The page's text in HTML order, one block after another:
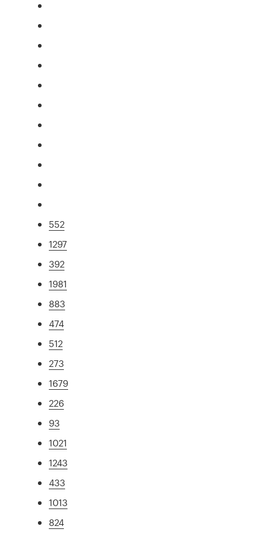
552
1297
392
1981
883
474
512
273
1679
226
93
1021
1243
433
1013
824